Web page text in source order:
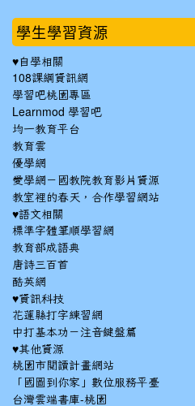
學生學習資源
♥自學相關
108課綱資訊網
學習吧桃園專區
Learnmod 學習吧
均一教育平台
教育雲
優學網
愛學網－國教院教育影片資源
教室裡的春天，合作學習網站
♥語文相關
標準字體筆順學習網
教育部成語典
唐詩三百首
酷英網
♥資訊科技
花蓮縣打字練習網
中打基本功－注音鍵盤篇
♥其他資源
桃園市閱讀計畫網站
「國圖到你家」數位服務平臺
台灣雲端書庫-桃園